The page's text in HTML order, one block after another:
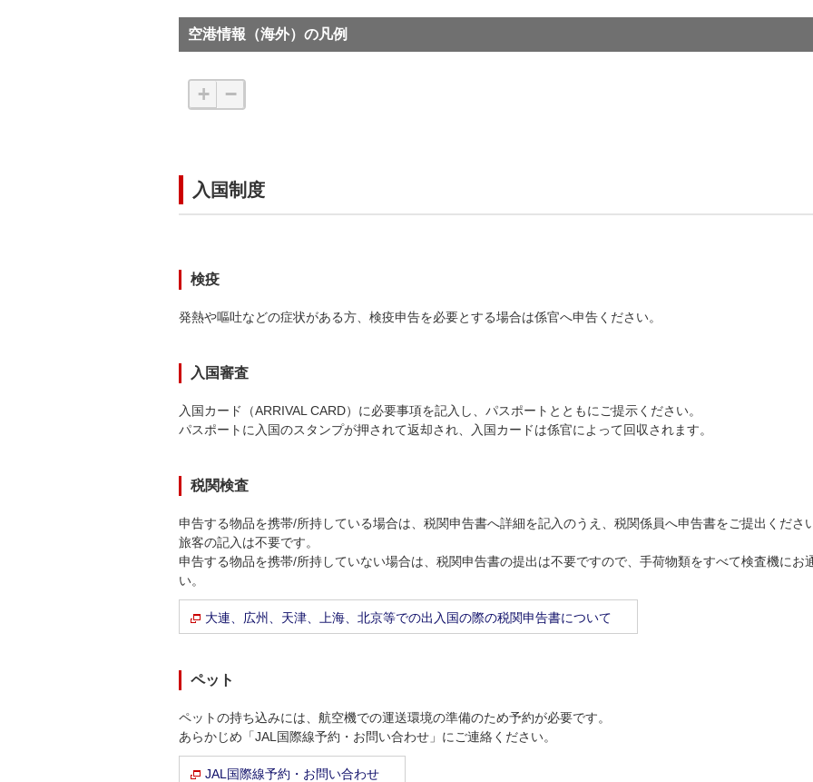
空港情報（海外）の凡例
+ −
入国制度
検疫
発熱や嘔吐などの症状がある方、検疫申告を必要とする場合は係官へ申告ください。
入国審査
入国カード（ARRIVAL CARD）に必要事項を記入し、パスポートとともにご提示ください。
パスポートに入国のスタンプが押されて返却され、入国カードは係官によって回収されます。
税関検査
申告する物品を携帯/所持している場合は、税関申告書へ詳細を記入のうえ、税関係員へ申告書をご提出くださ
旅客の記入は不要です。
申告する物品を携帯/所持していない場合は、税関申告書の提出は不要ですので、手荷物類をすべて検査機にお
い。
大連、広州、天津、上海、北京等での出入国の際の税関申告書について
ペット
ペットの持ち込みには、航空機での運送環境の準備のため予約が必要です。
あらかじめ「JAL国際線予約・お問い合わせ」にご連絡ください。
JAL国際線予約・お問い合わせ